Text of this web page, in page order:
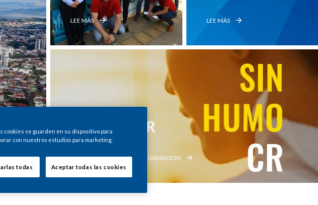
#SinHumoCR
INGRESA ACÁ PARA MÁS INFORMACIÓN
LEE MÁS LEE MÁS
cookies se guarden en su dispositivo para
con nuestros estudios para marketing.
todas Aceptar todas las cookies